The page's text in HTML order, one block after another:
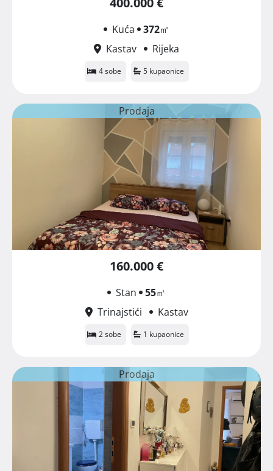
Kuća 372㎡
Kastav
Rijeka
4 sobe 5 kupaonice
Prodaja
160.000 €
Stan 55㎡
Trinajstići
Kastav
2 sobe 1 kupaonice
Prodaja